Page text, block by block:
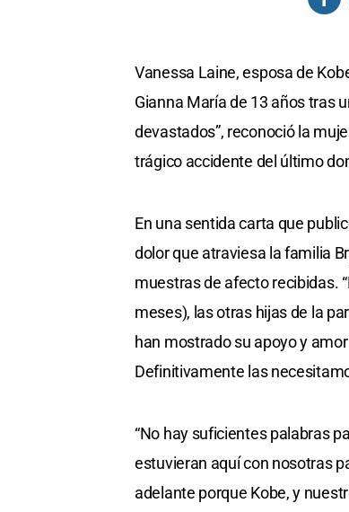
Vanessa Laine, esposa de
Gianna María de 13 años tras
devastados”, reconoció la
trágico accidente del último
En una sentida carta que
dolor que atraviesa la familia
muestras de afecto recibidas.
meses), las otras hijas de la
han mostrado su apoyo y
Definitivamente las
“No hay suficientes palabras
estuvieran aquí con nosotras
adelante porque Kobe, y